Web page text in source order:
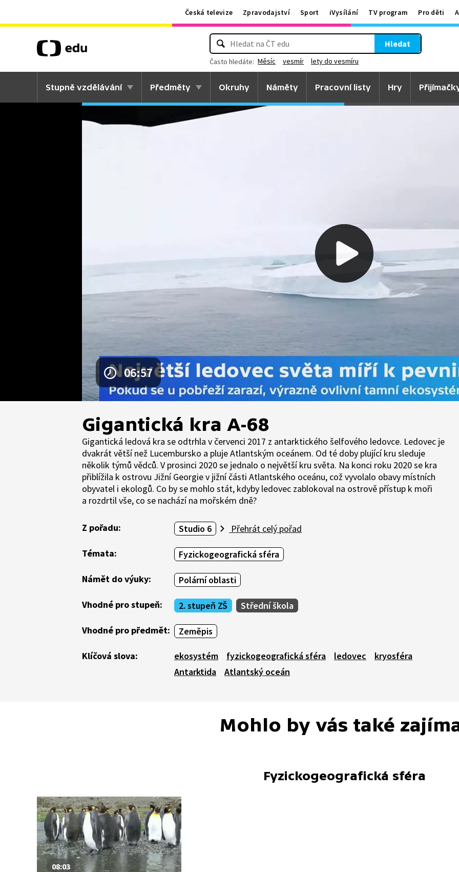
Česká televize Zpravodajství Sport iVysílání TV program Pro děti
Hledat
Často hledáte: Měsíc vesmír lety do vesmíru
Stupně vzdělávání Předměty Okruhy Náměty Pracovní listy Hry
06:57
Gigantická kra A-68
Gigantická ledová kra se odtrhla v červenci 2017 z antarktického šelfového ledovce. Ledovec je
dvakrát větší než Lucembursko a pluje Atlantským oceánem. Od té doby plující kru sleduje
několik týmů vědců. V prosinci 2020 se jednalo o největší kru světa. Na konci roku 2020 se kra
přiblížila k ostrovu Jižní Georgie v jižní části Atlantského oceánu, což vyvolalo obavy místních
obyvatel i ekologů. Co by se mohlo stát, kdyby ledovec zablokoval na ostrově přístup k moři
a rozdrtil vše, co se nachází na mořském dně?
Z pořadu: Studio 6 Přehrát celý pořad
Témata: Fyzickogeografická sféra
Námět do výuky: Polární oblasti
Vhodné pro stupeň: 2. stupeň ZŠ Střední škola
Vhodné pro předmět: Zeměpis
Klíčová slova: ekosystém fyzickogeografická sféra ledovec
kryosféra
Antarktida
Atlantský oceán
Mohlo by vás také
Fyzickogeografická sféra
08:03